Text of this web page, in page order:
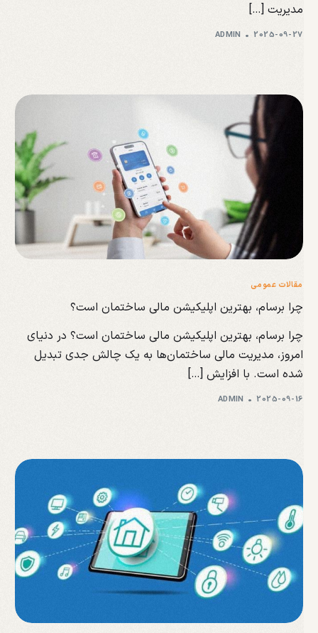
مدیریت […]
ADMIN 2025-09-27
مقالات عمومی
چرا برسام، بهترین اپلیکیشن مالی ساختمان است؟
چرا برسام، بهترین اپلیکیشن مالی ساختمان است؟ در دنیای
امروز، مدیریت مالی ساختمان‌ها به یک چالش جدی تبدیل
شده است. با افزایش […]
ADMIN 2025-09-16